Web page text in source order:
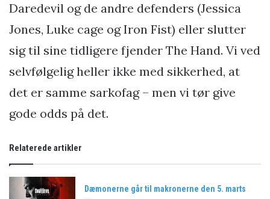
Daredevil og de andre defenders (Jessica
Jones, Luke cage og Iron Fist) eller slutter
sig til sine tidligere fjender The Hand. Vi ved
selvfølgelig heller ikke med sikkerhed, at
det er samme sarkofag – men vi tør give
gode odds på det.
Relaterede artikler
Dæmonerne går til makronerne den 5. marts